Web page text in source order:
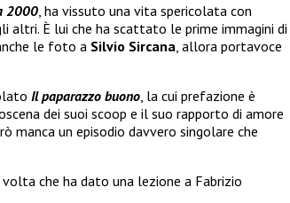
2000 , ha vissuto una vita spericolata con
altri. È lui che ha scattato le prime immagini di
le foto a Silvio Sircana , allora portavoce
Il paparazzo buono , la cui prefazione è
dei suoi scoop e il suo rapporto di amore
manca un episodio davvero singolare che
che ha dato una lezione a Fabrizio